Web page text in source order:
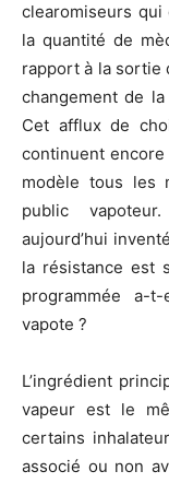
clearomiseurs
la quantité de
rapport à la sortie
changement de
Cet afflux de
continuent
modèle tous les
public
aujourd’hui
la résistance est
programmée
vapote ?
L’ingrédient
vapeur est le
certains
associé ou non